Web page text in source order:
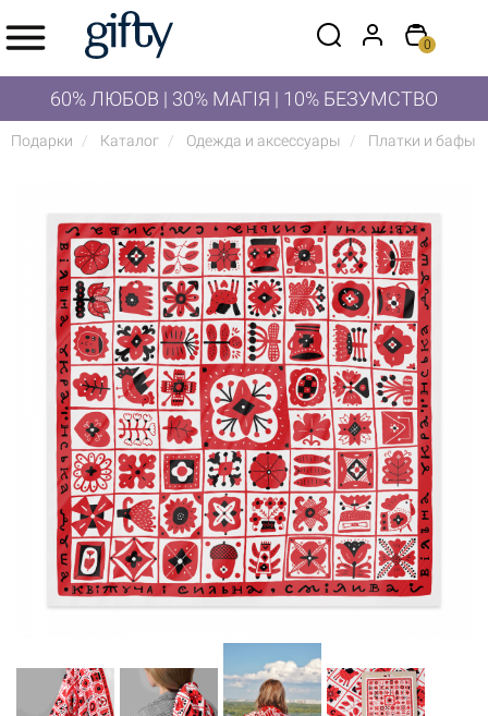
0
60% ЛЮБОВ | 30% МАГІЯ | 10% БЕЗУМСТВО
Подарки Каталог Одежда и аксессуары Платки и бафы